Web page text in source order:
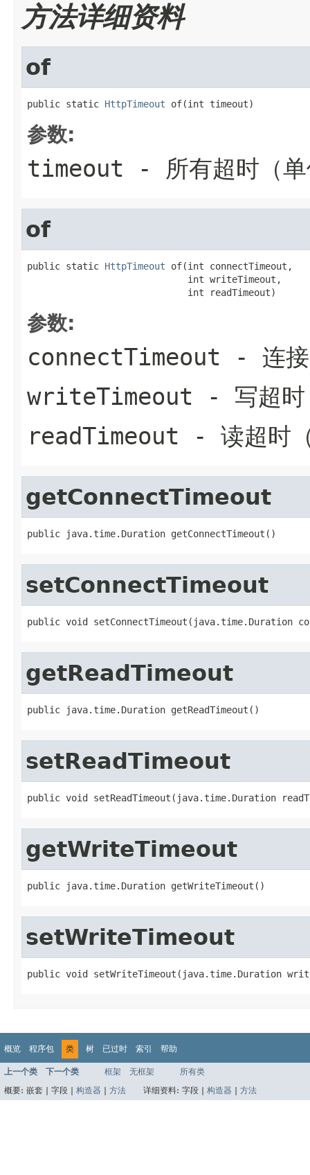
方法详细资料
of
public static HttpTimeout of(int timeout)
参数:
timeout - 所有超时（单
of
public static HttpTimeout of(int connectTimeout,
                             int writeTimeout,
                             int readTimeout)
参数:
connectTimeout - 连接
writeTimeout - 写超时
readTimeout - 读超时
getConnectTimeout
public java.time.Duration getConnectTimeout()
setConnectTimeout
public void setConnectTimeout(java.time.Duration
getReadTimeout
public java.time.Duration getReadTimeout()
setReadTimeout
public void setReadTimeout(java.time.Duration
getWriteTimeout
public java.time.Duration getWriteTimeout()
setWriteTimeout
public void setWriteTimeout(java.time.Duration
概览 程序包 类 树 已过时 索引 帮助
上一个类 下一个类 框架 无框架
所有类
概要: 嵌套 | 字段 | 构造器 方法 详细资料: 字段 | 构造器 方法